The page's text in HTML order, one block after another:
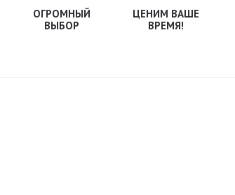
ОГРОМНЫЙ
ВЫБОР
ЦЕНИМ ВАШЕ
ВРЕМЯ!